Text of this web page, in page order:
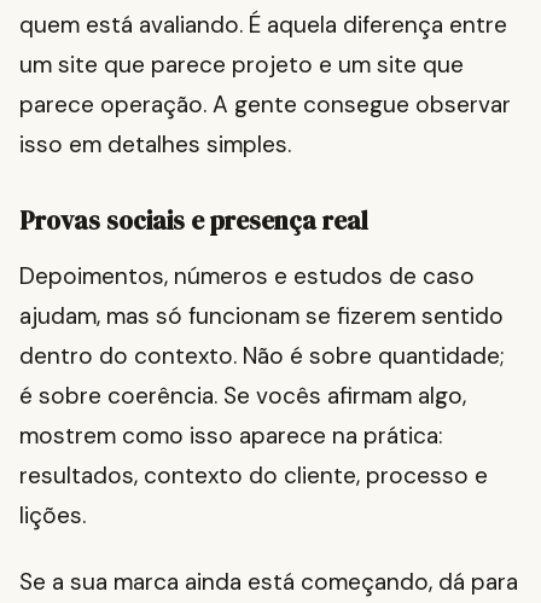
quem está avaliando. É aquela diferença entre
um site que parece projeto e um site que
parece operação. A gente consegue observar
isso em detalhes simples.
Provas sociais e presença real
Depoimentos, números e estudos de caso
ajudam, mas só funcionam se fizerem sentido
dentro do contexto. Não é sobre quantidade;
é sobre coerência. Se vocês afirmam algo,
mostrem como isso aparece na prática:
resultados, contexto do cliente, processo e
lições.
Se a sua marca ainda está começando, dá para